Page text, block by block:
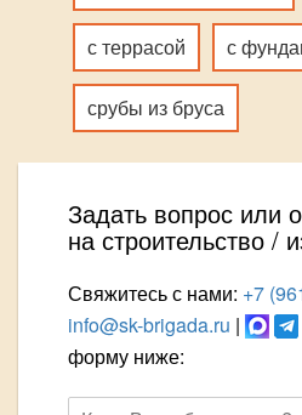
с террасой с
срубы из бруса
Задать вопрос или
на строительство /
Свяжитесь с нами: +7
info@sk-brigada.ru |
форму ниже: